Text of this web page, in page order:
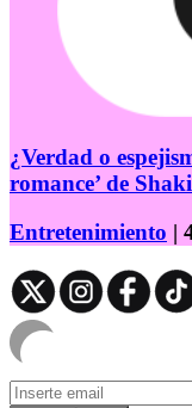
¿Verdad o
romance’ de
Entretenimiento |